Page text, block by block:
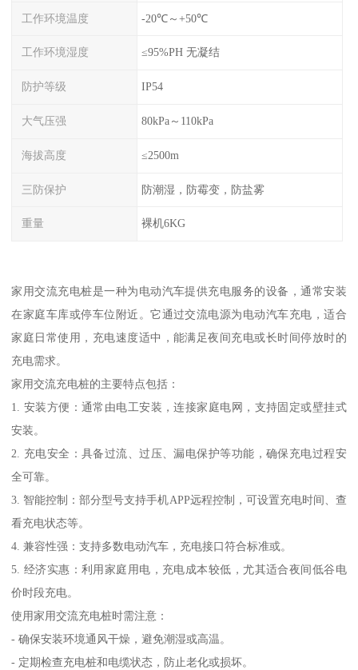
工作环境温度 -20℃～+50℃
工作环境湿度 ≤95%PH 无凝结
防护等级 IP54
大气压强 80kPa～110kPa
海拔高度 ≤2500m
三防保护 防潮湿，防霉变，防盐雾
重量 裸机6KG
家用交流充电桩是一种为电动汽车提供充电服务的设备，通常安装
在家庭车库或停车位附近。它通过交流电源为电动汽车充电，适合
家庭日常使用，充电速度适中，能满足夜间充电或长时间停放时的
充电需求。
家用交流充电桩的主要特点包括：
1. 安装方便：通常由电工安装，连接家庭电网，支持固定或壁挂式
安装。
2. 充电安全：具备过流、过压、漏电保护等功能，确保充电过程安
全可靠。
3. 智能控制：部分型号支持手机APP远程控制，可设置充电时间、查
看充电状态等。
4. 兼容性强：支持多数电动汽车，充电接口符合标准或。
5. 经济实惠：利用家庭用电，充电成本较低，尤其适合夜间低谷电
价时段充电。
使用家用交流充电桩时需注意：
- 确保安装环境通风干燥，避免潮湿或高温。
- 定期检查充电桩和电缆状态，防止老化或损坏。